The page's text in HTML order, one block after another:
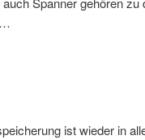
ist wieder in